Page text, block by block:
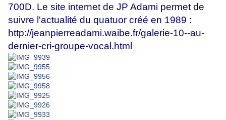
700D. Le site internet de JP Adami permet de
suivre l'actualité du quatuor créé en 1989 :
http://jeanpierreadami.waibe.fr/galerie-10--au-
dernier-cri-groupe-vocal.html